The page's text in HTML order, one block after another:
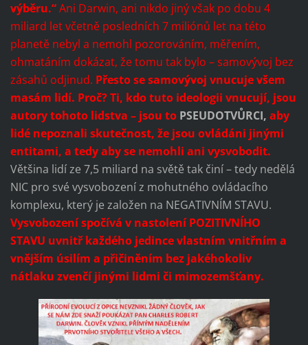
výběru.“Ani Darwin, ani nikdo jiný však po dobu 4
miliard let včetně posledních 7 miliónů let na této
planetě nebyl a nemohl pozorováním, měřením,
ohmatáním dokázat, že tomu tak bylo – samovývoj bez
zásahů odjinud. Přesto se samovývoj vnucuje všem
masám lidí. Proč?Ti, kdo tuto ideologii vnucují, jsou
autory tohoto lidstva – jsou to PSEUDOTVŮRCI, aby
lidé nepoznali skutečnost, že jsou ovládáni jinými
entitami, a tedy aby se nemohli ani vysvobodit.
Většina lidí ze 7,5 miliard na světě tak činí – tedy nedělá
NIC pro své vysvobození z mohutného ovládacího
komplexu, který je založen na NEGATIVNÍM STAVU.
Vysvobození spočívá v nastolení POZITIVNÍHO
STAVU uvnitř každého jedince vlastním vnitřním a
vnějším úsilím a přičiněním bez jakéhokoliv
nátlaku zvenčí jinými lidmi či mimozemšťany.